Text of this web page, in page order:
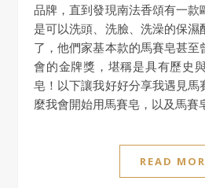
品牌，直到發現南法香頌有一款
是可以洗頭、洗臉、洗澡的保
了，他們家基本款的馬賽皂甚至
會的金牌獎，堪稱是具有歷史
皂！以下讓我好好分享我遇見馬
麼我會開始用馬賽皂，以及馬賽
READ